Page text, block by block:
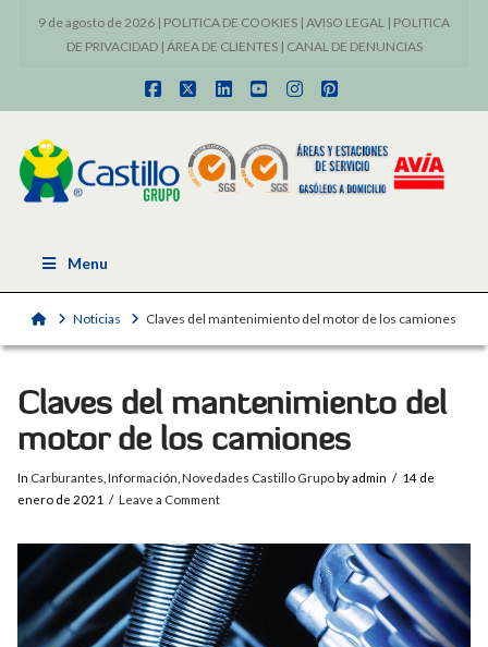
9 de agosto de 2026 | POLITICA DE COOKIES | AVISO LEGAL | POLITICA
DE PRIVACIDAD| ÁREA DE CLIENTES| CANAL DE DENUNCIAS
Facebook
X LinkedInYouTubeInstagram
Pinterest
Menu
HomeNoticias Claves del mantenimiento del motor de los camiones
Claves del mantenimiento del
motor de los camiones
In Carburantes Información Novedades Castillo Grupoby admin
14 de
enero de 2021
Leave a Comment